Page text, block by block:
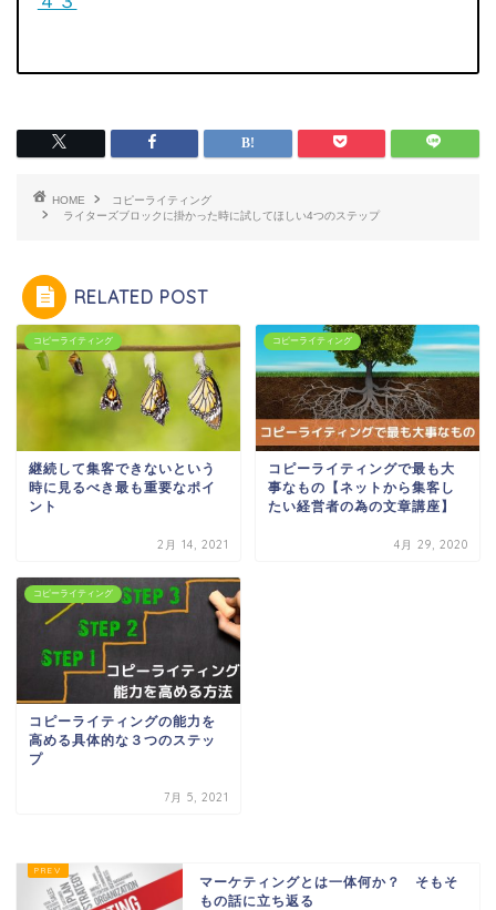
HOME
コピーライティング
ライターズブロックに掛かった時に試してほしい4つのステップ
RELATED POST
コピーライティング
継続して集客できないという
時に見るべき最も重要なポイ
ント
2月 14, 2021
コピーライティング
コピーライティングで最も大
事なもの【ネットから集客し
たい経営者の為の文章講座】
4月 29, 2020
コピーライティング
コピーライティングの能力を
高める具体的な３つのステッ
プ
7月 5, 2021
マーケティングとは一体何か？ そもそ
もの話に立ち返る